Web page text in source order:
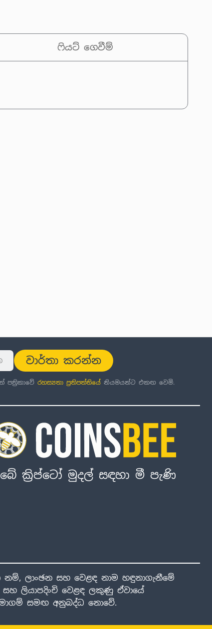
ෆියට් ගෙවීම්
වාර්තා කරන්න
රහස්‍යතා ප්‍රතිපත්තියේ නියමයන්ට එකඟ වෙමි.
ක්‍රිප්ටෝ මුදල් සඳහා මී පැණි
ලාංඡන සහ වෙළඳ නාම හඳුනාගැනීමේ
ලියාපදිංචි වෙළඳ ලකුණු ඒවායේ
සමඟ අනුබද්ධ නොවේ.